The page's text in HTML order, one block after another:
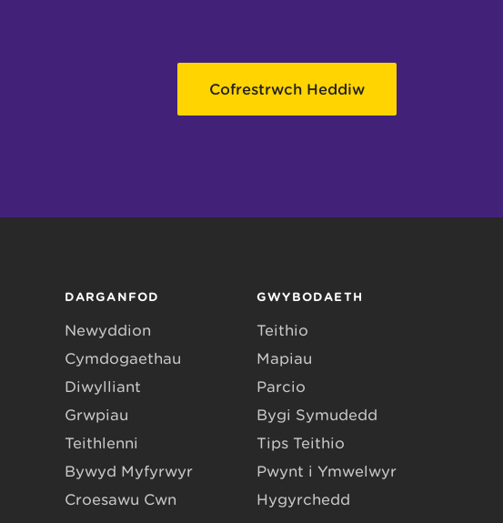
Cofrestrwch Heddiw
DARGANFOD
Newyddion
Cymdogaethau
Diwylliant
Grwpiau
Teithlenni
Bywyd Myfyrwyr
Croesawu Cŵn
GWYBODAETH
Teithio
Mapiau
Parcio
Bygi Symudedd
Tips Teithio
Pwynt i Ymwelwyr
Hygyrchedd